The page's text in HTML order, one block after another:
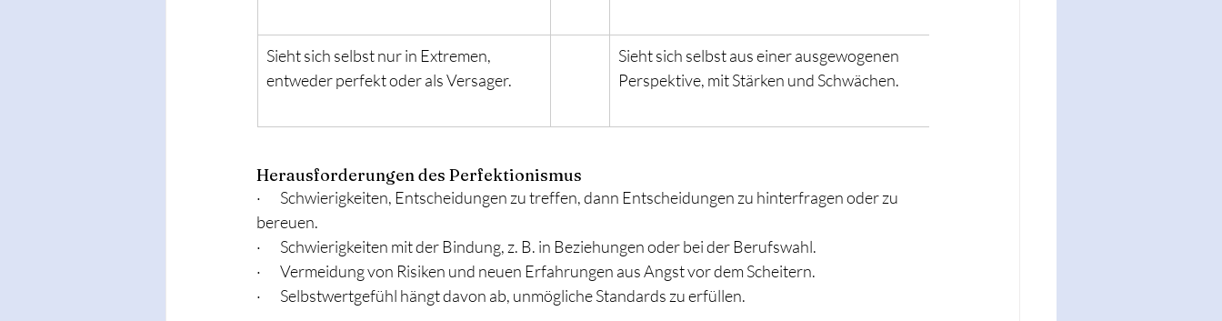
Sieht sich selbst nur in Extremen,
entweder perfekt oder als Versager.
Sieht sich selbst aus einer ausgewogenen
Perspektive, mit Stärken und Schwächen.
Herausforderungen des Perfektionismus
·       Schwierigkeiten, Entscheidungen zu treffen, dann Entscheidungen zu hinterfragen oder zu
bereuen.
·       Schwierigkeiten mit der Bindung, z. B. in Beziehungen oder bei der Berufswahl.
·       Vermeidung von Risiken und neuen Erfahrungen aus Angst vor dem Scheitern.
·       Selbstwertgefühl hängt davon ab, unmögliche Standards zu erfüllen.